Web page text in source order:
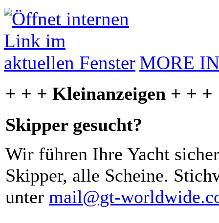
MORE
+ + + Kleinanzeigen + + +
Skipper gesucht?
Wir führen Ihre Yacht
Skipper, alle Scheine.
unter mail@gt-